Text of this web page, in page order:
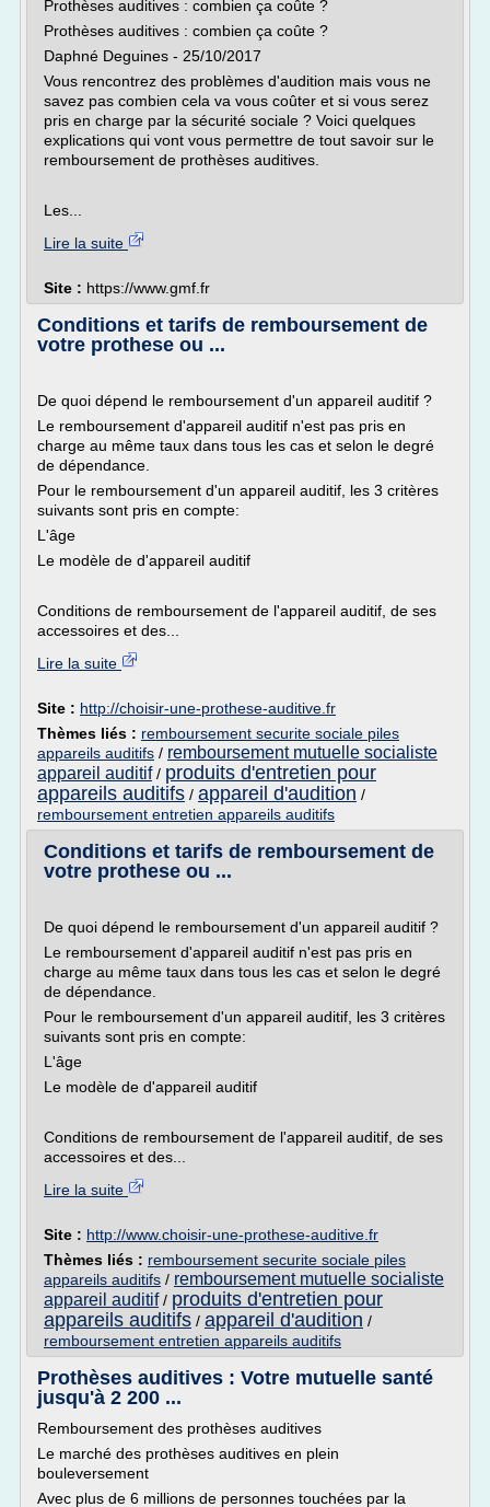
Prothèses auditives : combien ça coûte ?
Prothèses auditives : combien ça coûte ?
Daphné Deguines - 25/10/2017
Vous rencontrez des problèmes d'audition mais vous ne
savez pas combien cela va vous coûter et si vous serez
pris en charge par la sécurité sociale ? Voici quelques
explications qui vont vous permettre de tout savoir sur le
remboursement de prothèses auditives.
Les...
Lire la suite
Site : https://www.gmf.fr
Conditions et tarifs de remboursement de
votre prothese ou ...
De quoi dépend le remboursement d'un appareil auditif ?
Le remboursement d'appareil auditif n'est pas pris en
charge au même taux dans tous les cas et selon le degré
de dépendance.
Pour le remboursement d'un appareil auditif, les 3 critères
suivants sont pris en compte:
L'âge
Le modèle de d'appareil auditif
Conditions de remboursement de l'appareil auditif, de ses
accessoires et des...
Lire la suite
Site : http://choisir-une-prothese-auditive.fr
Thèmes liés : remboursement securite sociale piles
appareils auditifs / remboursement mutuelle socialiste
appareil auditif/ produits d'entretien pour
appareils auditifs / appareil d'audition /
remboursement entretien appareils auditifs
Conditions et tarifs de remboursement de
votre prothese ou ...
De quoi dépend le remboursement d'un appareil auditif ?
Le remboursement d'appareil auditif n'est pas pris en
charge au même taux dans tous les cas et selon le degré
de dépendance.
Pour le remboursement d'un appareil auditif, les 3 critères
suivants sont pris en compte:
L'âge
Le modèle de d'appareil auditif
Conditions de remboursement de l'appareil auditif, de ses
accessoires et des...
Lire la suite
Site : http://www.choisir-une-prothese-auditive.fr
Thèmes liés : remboursement securite sociale piles
appareils auditifs / remboursement mutuelle socialiste
appareil auditif/ produits d'entretien pour
appareils auditifs / appareil d'audition /
remboursement entretien appareils auditifs
Prothèses auditives : Votre mutuelle santé
jusqu'à 2 200 ...
Remboursement des prothèses auditives
Le marché des prothèses auditives en plein
bouleversement
Avec plus de 6 millions de personnes touchées par la